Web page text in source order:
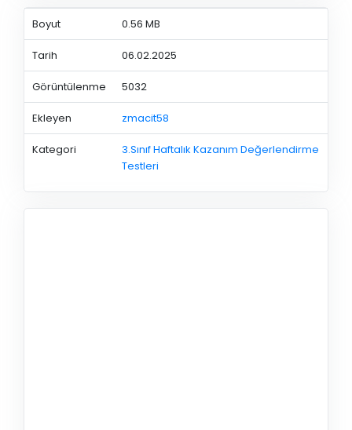
Boyut 0.56 MB
Tarih 06.02.2025
Görüntülenme 5032
Ekleyen zmacit58
Kategori
3.Sınıf Haftalık Kazanım Değerlendirme
Testleri